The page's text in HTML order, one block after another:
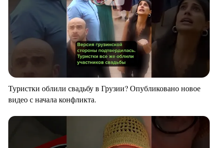
Туристки облили свадьбу в Грузии? Опубликовано новое
видео с начала конфликта.